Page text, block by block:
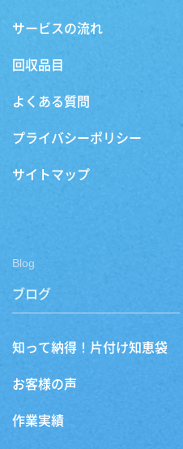
サービスの流れ
回収品目
よくある質問
プライバシーポリシー
サイトマップ
Blog
ブログ
知って納得！片付け知恵袋
お客様の声
作業実績